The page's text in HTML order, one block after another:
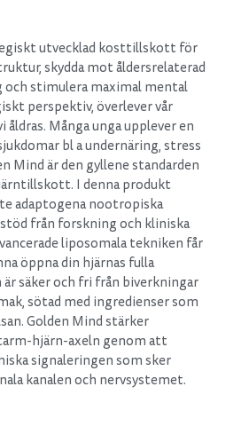
utvecklad kosttillskott för
skydda mot åldersrelaterad
stimulera maximal mental
perspektiv, överlever vår
åldras. Många unga upplever en
bl a undernäring, stress
Mind är den gyllene standarden
I denna produkt
adaptogena nootropiska
från forskning och kliniska
liposomala tekniken får
öppna din hjärnas fulla
säker och fri från biverkningar
sötad med ingredienser som
Golden Mind stärker
hjärn-axeln genom att
signaleringen som sker
kanalen och nervsystemet.